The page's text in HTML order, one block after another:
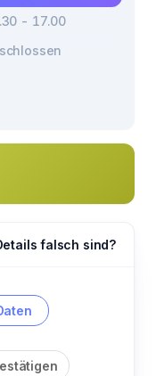
- 17.00
falsch sind?